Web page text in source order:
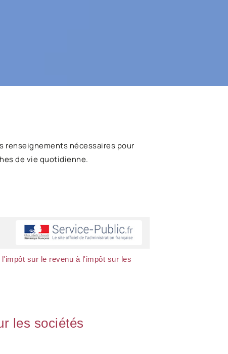
renseignements nécessaires pour
de vie quotidienne.
sur le revenu à l'impôt sur les
les sociétés